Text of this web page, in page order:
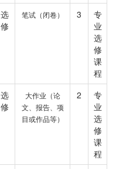
选
修
笔试（闭卷） 3
专
业
选
修
课
程
选
修
大作业（论
文、报告、项
目或作品等）
2
专
业
选
修
课
程